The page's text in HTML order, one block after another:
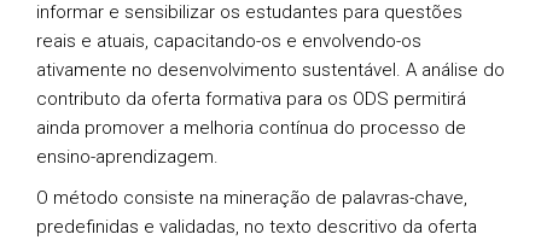
informar e sensibilizar os estudantes para questões
reais e atuais, capacitando-os e envolvendo-os
ativamente no desenvolvimento sustentável. A análise do
contributo da oferta formativa para os ODS permitirá
ainda promover a melhoria contínua do processo de
ensino-aprendizagem.
O método consiste na mineração de palavras-chave,
predefinidas e validadas, no texto descritivo da oferta